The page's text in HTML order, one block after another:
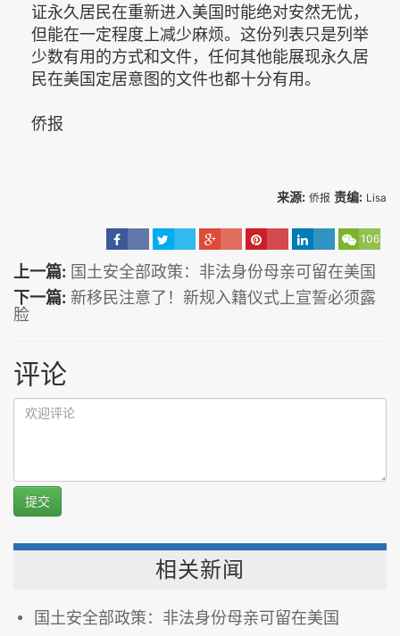
证永久居民在重新进入美国时能绝对安然无忧，
但能在一定程度上减少麻烦。这份列表只是列举
少数有用的方式和文件，任何其他能展现永久居
民在美国定居意图的文件也都十分有用。
侨报
来源: 侨报 责编: Lisa
106
上一篇: 国土安全部政策：非法身份母亲可留在美国
下一篇: 新移民注意了！新规入籍仪式上宣誓必须露
脸
评论
提交
相关新闻
国土安全部政策：非法身份母亲可留在美国